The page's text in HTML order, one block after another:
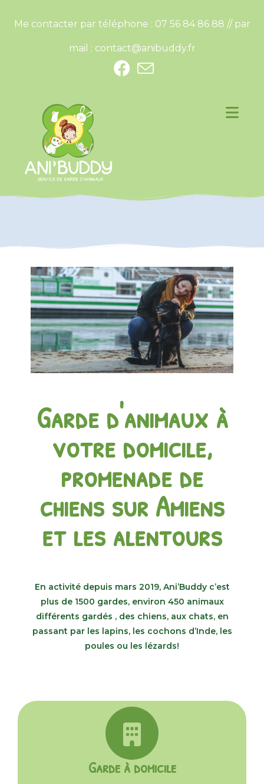
Me contacter par téléphone : 07 56 84 86 88 // par
mail : contact@anibuddy.fr
Garde d'animaux à
votre domicile,
promenade de
chiens sur Amiens
et les alentours
En activité depuis mars 2019, Ani’Buddy c’est
plus de 1500 gardes, environ 450 animaux
différents gardés , des chiens, aux chats, en
passant par les lapins, les cochons d’Inde, les
poules ou les lézards!
Garde à domicile